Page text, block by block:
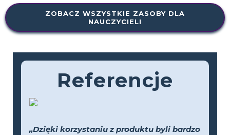
ZOBACZ WSZYSTKIE ZASOBY DLA
NAUCZYCIELI
Referencje
„Dzięki korzystaniu z produktu byli bardzo